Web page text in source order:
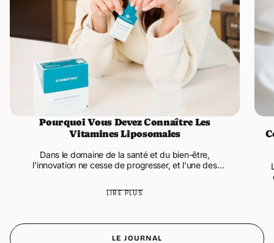
plupart des compléments ?
Non, contrairement à beaucoup d’autres, Vitamine D Zooki est 100
% vegan, car sa vitamine D3 est extraite d’un lichen (algue), et non
de la laine de mouton.
✅ SuperKure Distributeur officiel Zooki en France
✅ Commander maintenant pour une Livraison express 24h-48H par
UPS dans toute la France et en Europe
✅ Livraison gratuite dès 60 euros d'achat
✅ Service client expert en vitamine et nutrition
✅ Paiement 100% sécurisé
Pourquoi Vous Devez Connaître Les
Vitamines Liposomales
Dans le domaine de la santé et du bien-être,
l'innovation ne cesse de progresser, et l'une des
LIRE PLUS
LE JOURNAL